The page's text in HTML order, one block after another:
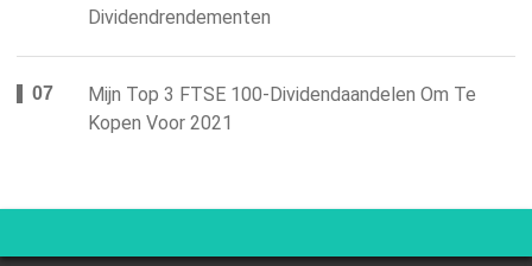
Dividendrendementen
Mijn Top 3 FTSE 100-Dividendaandelen Om Te
Kopen Voor 2021